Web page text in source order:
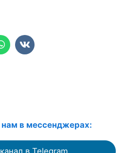
нам в мессенджерах:
в Telegram